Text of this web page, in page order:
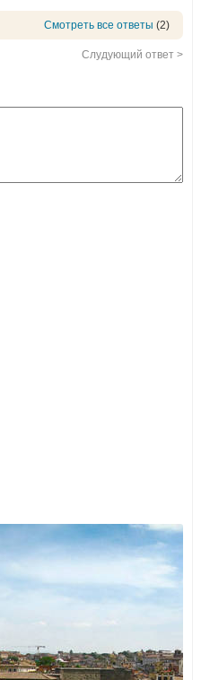
Смотреть все ответы (2)
Слудующий ответ >